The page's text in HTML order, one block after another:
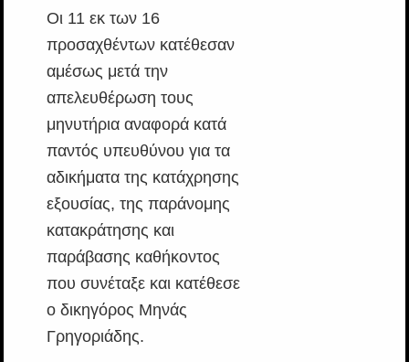
Οι 11 εκ των 16
προσαχθέντων κατέθεσαν
αμέσως μετά την
απελευθέρωση τους
μηνυτήρια αναφορά κατά
παντός υπευθύνου για τα
αδικήματα της κατάχρησης
εξουσίας, της παράνομης
κατακράτησης και
παράβασης καθήκοντος
που συνέταξε και κατέθεσε
ο δικηγόρος Μηνάς
Γρηγοριάδης.